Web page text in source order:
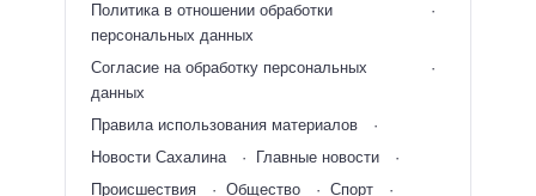
Политика в отношении обработки
персональных данных
Согласие на обработку персональных
данных
Правила использования материалов
Новости Сахалина
Главные новости
Происшествия
Общество Спорт